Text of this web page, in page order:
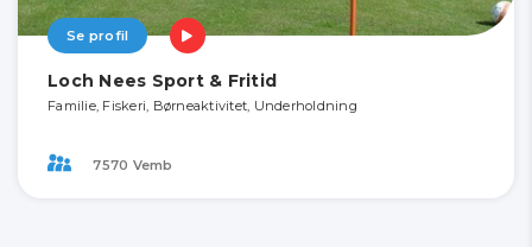
Se profil
Loch Nees Sport & Fritid
Familie, Fiskeri, Børneaktivitet, Underholdning
7570 Vemb